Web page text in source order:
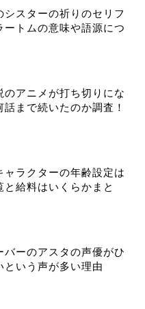
シスターの祈りのセリフ
ートムの意味や語源につ
のアニメが打ち切りにな
話まで続いたのか調査！
ャラクターの年齢設定は
と給料はいくらかまと
バーのアスタの声優がひ
という声が多い理由